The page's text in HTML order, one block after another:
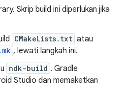
Skrip build ini diperlukan jika
CMakeLists.txt atau
, lewati langkah ini.
ndk-build . Gradle
Studio dan memaketkan